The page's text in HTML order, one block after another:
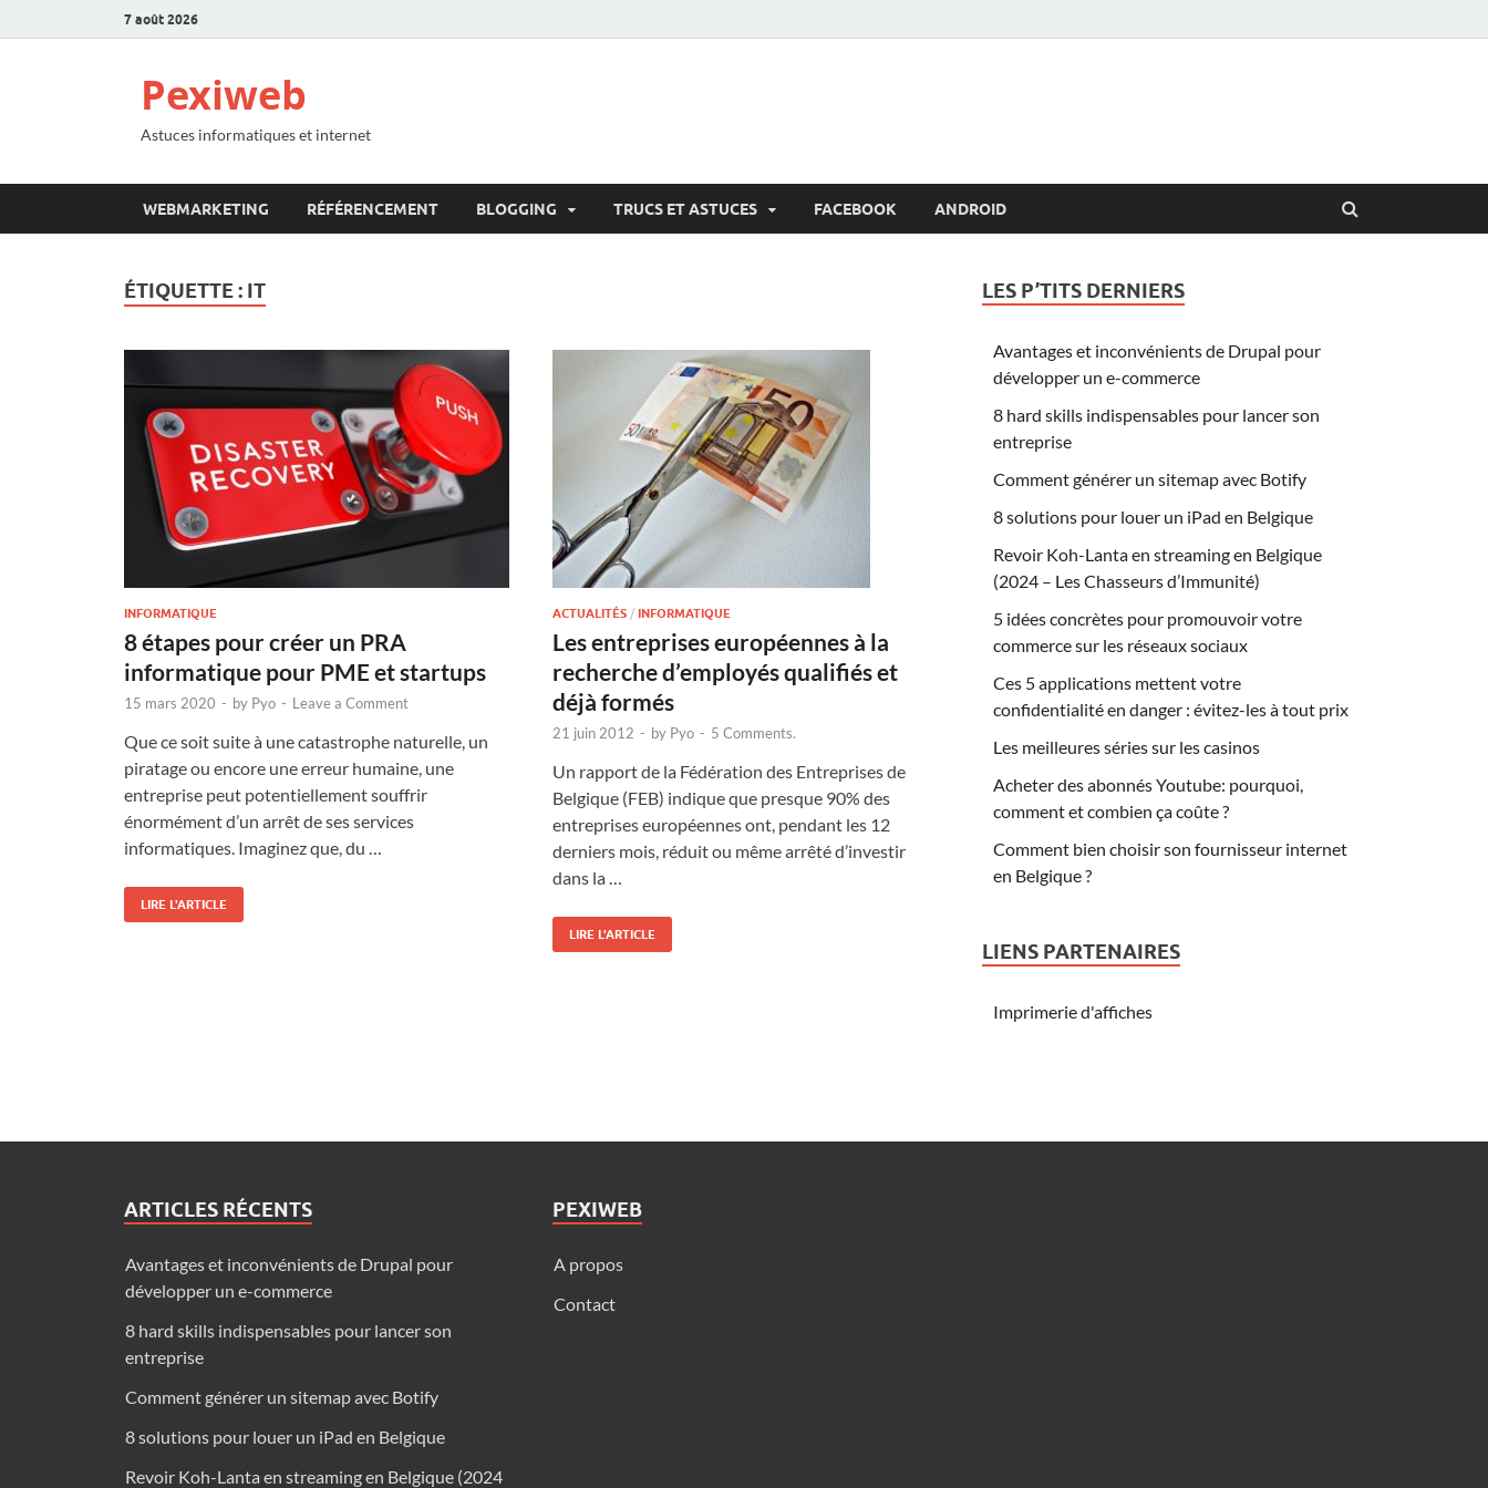
7 août 2026
Pexiweb
Astuces informatiques et internet
WEBMARKETING RÉFÉRENCEMENT BLOGGING TRUCS ET ASTUCES FACEBOOK ANDROID
ÉTIQUETTE : IT
INFORMATIQUE
8 étapes pour créer un PRA
informatique pour PME et startups
15 mars 2020 - by Pyo - Leave a Comment
Que ce soit suite à une catastrophe naturelle, un
piratage ou encore une erreur humaine, une
entreprise peut potentiellement souffrir
énormément d’un arrêt de ses services
informatiques. Imaginez que, du …
LIRE L'ARTICLE
ACTUALITÉS / INFORMATIQUE
Les entreprises européennes à la
recherche d’employés qualifiés et
déjà formés
21 juin 2012 - by Pyo - 5 Comments.
Un rapport de la Fédération des Entreprises de
Belgique (FEB) indique que presque 90% des
entreprises européennes ont, pendant les 12
derniers mois, réduit ou même arrêté d’investir
dans la …
LIRE L'ARTICLE
LES P’TITS DERNIERS
Avantages et inconvénients de Drupal pour
développer un e-commerce
8 hard skills indispensables pour lancer son
entreprise
Comment générer un sitemap avec Botify
8 solutions pour louer un iPad en Belgique
Revoir Koh-Lanta en streaming en Belgique
(2024 – Les Chasseurs d’Immunité)
5 idées concrètes pour promouvoir votre
commerce sur les réseaux sociaux
Ces 5 applications mettent votre
confidentialité en danger : évitez-les à tout prix
Les meilleures séries sur les casinos
Acheter des abonnés Youtube: pourquoi,
comment et combien ça coûte ?
Comment bien choisir son fournisseur internet
en Belgique ?
LIENS PARTENAIRES
Imprimerie d'affiches
ARTICLES RÉCENTS
Avantages et inconvénients de Drupal pour
développer un e-commerce
8 hard skills indispensables pour lancer son
entreprise
Comment générer un sitemap avec Botify
8 solutions pour louer un iPad en Belgique
Revoir Koh-Lanta en streaming en Belgique (2024
PEXIWEB
A propos
Contact